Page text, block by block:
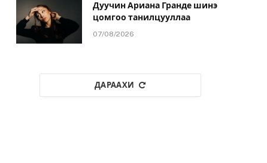
Дуучин Ариана Гранде шинэ
цомгоо танилцууллаа
07/08/2026
ДАРААХИ